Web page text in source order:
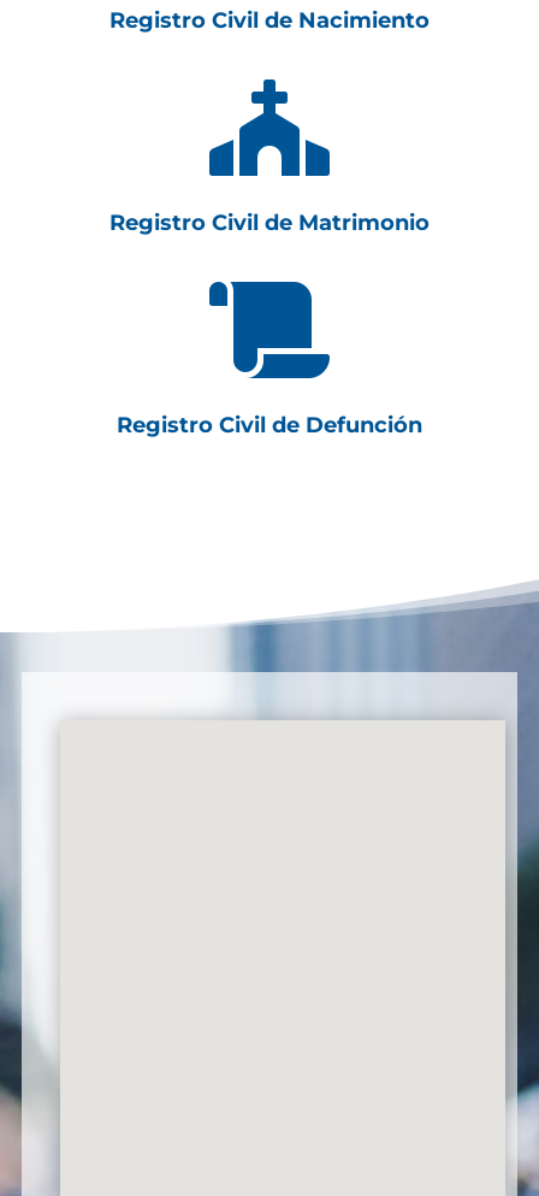
Registro Civil de Nacimiento

Registro Civil de Matrimonio

Registro Civil de Defunción